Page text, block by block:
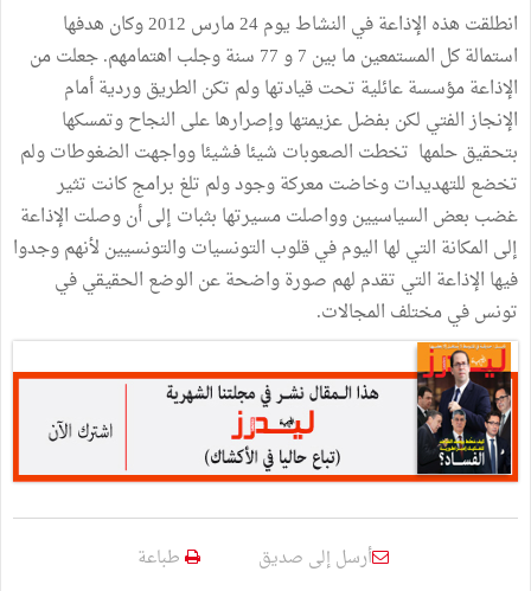
انطلقت هذه الإذاعة في النشاط يوم 24 مارس 2012 وكان هدفها
استمالة كل المستمعين ما بين 7 و 77 سنة وجلب اهتمامهم. جعلت من
الإذاعة مؤسسة عائلية تحت قيادتها ولم تكن الطريق وردية أمام
الإنجاز الفتي لكن بفضل عزيمتها وإصرارها على النجاح وتمسكها
بتحقيق حلمها تخطت الصعوبات شيئا فشيئا وواجهت الضغوطات ولم
تخضع للتهديدات وخاضت معركة وجود ولم تلغ برامج كانت تثير
غضب بعض السياسيين وواصلت مسيرتها بثبات إلى أن وصلت الإذاعة
إلى المكانة التي لها اليوم في قلوب التونسيات والتونسيين لأنهم وجدوا
فيها الإذاعة التي تقدم لهم صورة واضحة عن الوضع الحقيقي في
تونس في مختلف المجالات.
أرسل إلى صديق طباعة